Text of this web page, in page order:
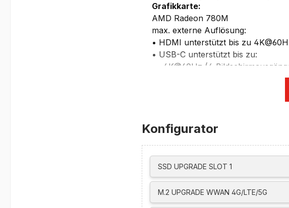
Grafikkarte:
AMD Radeon 780M
max. externe Auflösung:
• HDMI unterstützt bis zu
• USB-C unterstützt bis zu:
- 4K@60Hz (4
- 5K@60Hz (3
- 5K@120Hz (bis zu 2
- 5K@60Hz (3 Bildschirmausgänge)
- 5K@120Hz (bis zu 2
über HDMI, USB-C oder USB4)
Laufwerke:
kein optisches Laufwerk (optional
Netzwerk/Kommunikation:
Konfigurator
SSD UPGRADE SLOT 1
M.2 UPGRADE WWAN 4G/LTE/5G